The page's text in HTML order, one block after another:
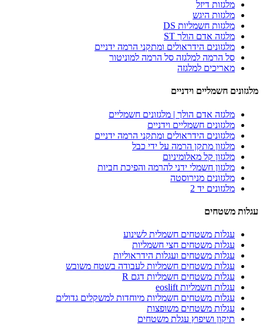
מלגזות דיזל
מלגזות היגש
מלגזות חשמליות DS
מלגזה אדם הולך ST
מלגזונים הידראולים ומתקני הרמה ידניים
סל הרמה למלגזה סל הרמה למוניטור
מאריכים למלגזה
מלגזונים חשמליים וידניים
מלגזה אדם הולך | מלגזונים חשמליים
מלגזונים חשמליים וידניים
מלגזונים הידראולים ומתקני הרמה ידניים
מלגזון מתקן הרמה על ידי כבל
מלגזון קל מאלומיניום
מלגזון חשמלי ידני להרמה והפיכת חביות
מלגזונים מנירוסטה
מלגזונים יד 2
עגלות משטחים
עגלות משטחים חשמלית לשינוע
עגלות משטחים חצי חשמליות
עגלות משטחים ועגלות הידראוליות
עגלות משטחים חשמליות לעבודה בשטח משובש
עגלות משטחים חשמליות דגם R
עגלות חשמליות eoslift
עגלות משטחים חשמליות מיוחדות למשקלים גדולים
עגלות משטחים משופצות
תיקון ושיפוץ עגלת משטחים